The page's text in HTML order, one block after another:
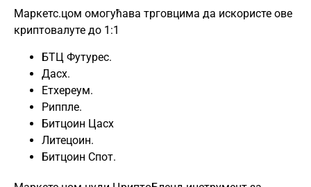
Маркетс.цом омогућава трговцима да искористе ове
криптовалуте до 1:1
БТЦ Футурес.
Дасх.
Етхереум.
Риппле.
Битцоин Цасх
Литецоин.
Битцоин Спот.